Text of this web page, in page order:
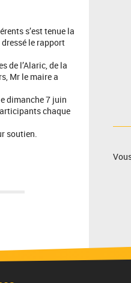
s’est tenue la
le rapport
de l’Alaric, de la
Mr le maire a
dimanche 7 juin
chaque
soutien.